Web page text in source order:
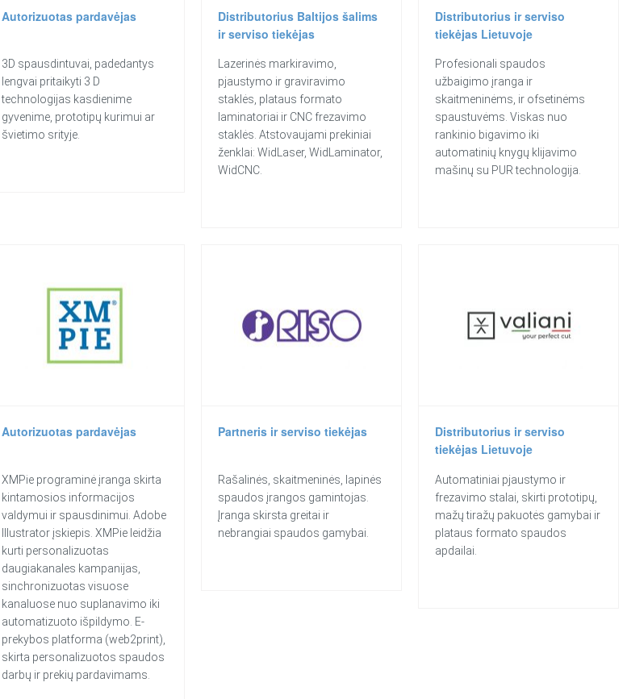
Autorizuotas pardavėjas
3D spausdintuvai, padedantys
lengvai pritaikyti 3 D
technologijas kasdienime
gyvenime, prototipų kurimui ar
švietimo srityje.
Distributorius Baltijos šalims
ir serviso tiekėjas
Lazerinės markiravimo,
pjaustymo ir graviravimo
staklės, plataus formato
laminatoriai ir CNC frezavimo
staklės. Atstovaujami prekiniai
ženklai: WidLaser, WidLaminator,
WidCNC.
Distributorius ir serviso
tiekėjas Lietuvoje
Profesionali spaudos
užbaigimo įranga ir
skaitmeninėms, ir ofsetinėms
spaustuvėms. Viskas nuo
rankinio bigavimo iki
automatinių knygų klijavimo
mašinų su PUR technologija.
Autorizuotas pardavėjas
XMPie programinė įranga skirta
kintamosios informacijos
valdymui ir spausdinimui. Adobe
Illustrator įskiepis. XMPie leidžia
kurti personalizuotas
daugiakanales kampanijas,
sinchronizuotas visuose
kanaluose nuo suplanavimo iki
automatizuoto išpildymo. E-
prekybos platforma (web2print),
skirta personalizuotos spaudos
darbų ir prekių pardavimams.
Partneris ir serviso tiekėjas
Rašalinės, skaitmeninės, lapinės
spaudos įrangos gamintojas.
Įranga skirsta greitai ir
nebrangiai spaudos gamybai.
Distributorius ir serviso
tiekėjas Lietuvoje
Automatiniai pjaustymo ir
frezavimo stalai, skirti prototipų,
mažų tiražų pakuotės gamybai ir
plataus formato spaudos
apdailai.